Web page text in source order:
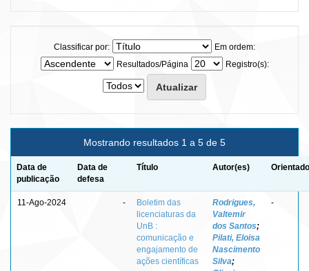
Classificar por:
Em ordem:
Resultados/Página
Registro(s):
Mostrando resultados 1 a 5 de 5
Data de
publicação
Data de
defesa
Título Autor(es)
11-Ago-2024 -
Boletim das
licenciaturas da
UnB :
comunicação e
engajamento de
ações científicas
Rodrigues,
Valtemir
dos Santos;
Pilati, Eloisa
Nascimento
Silva;
-